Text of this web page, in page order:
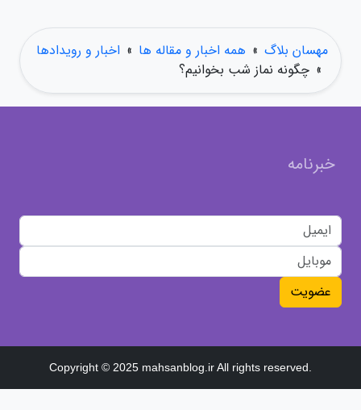
مهسان بلاگ » همه اخبار و مقاله ها » اخبار و رویدادها
» چگونه نماز شب بخوانیم؟
خبرنامه
عضویت
Copyright © 2025 mahsanblog.ir All rights reserved.